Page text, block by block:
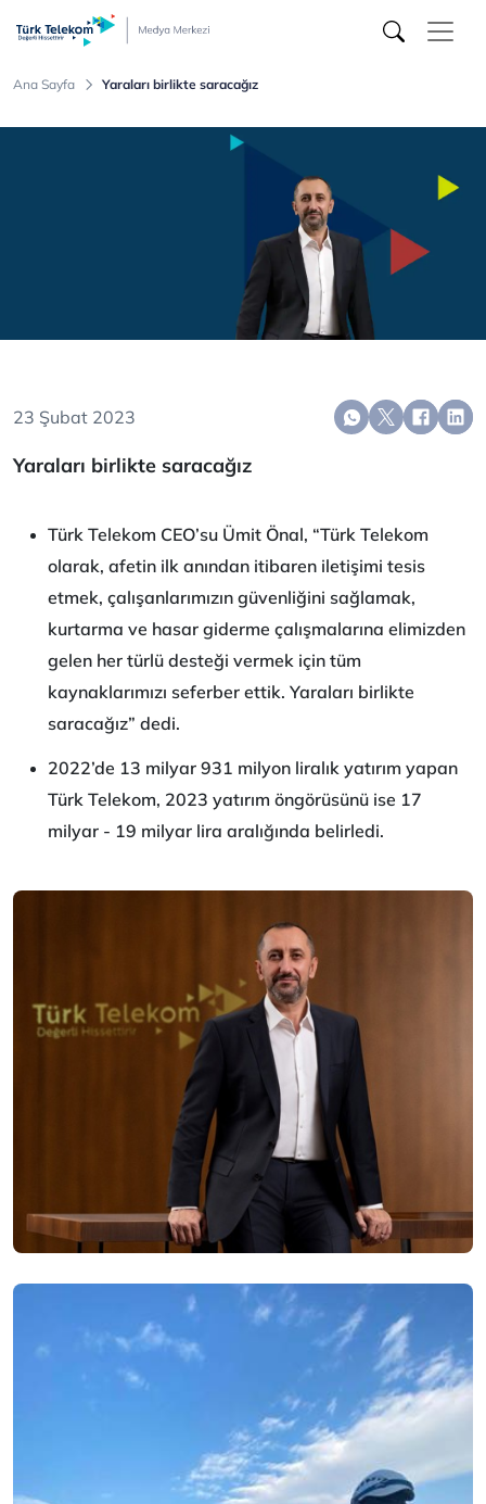
Telekom
Medya
Ana Sayfa Yaraları birlikte saracağız
23 Şubat 2023
Yaraları birlikte saracağız
Türk Telekom CEO’su Ümit Önal, “Türk Telekom
olarak, afetin ilk anından itibaren iletişimi tesis
etmek, çalışanlarımızın güvenliğini sağlamak,
kurtarma ve hasar giderme çalışmalarına elimizden
gelen her türlü desteği vermek için tüm
kaynaklarımızı seferber ettik. Yaraları birlikte
saracağız” dedi.
2022’de 13 milyar 931 milyon liralık yatırım yapan
Türk Telekom, 2023 yatırım öngörüsünü ise 17
milyar - 19 milyar lira aralığında belirledi.